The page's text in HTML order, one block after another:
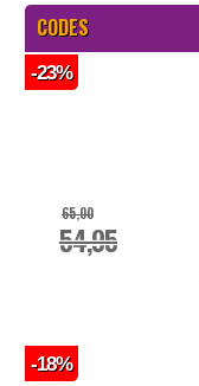
CODES
54,95
65,00
-23%
-18%